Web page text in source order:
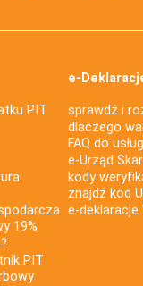
PIT
19%
PIT
e-
sprawdź i
dlaczego
FAQ do
e-Urząd
kody
znajdź kod
e-deklaracje